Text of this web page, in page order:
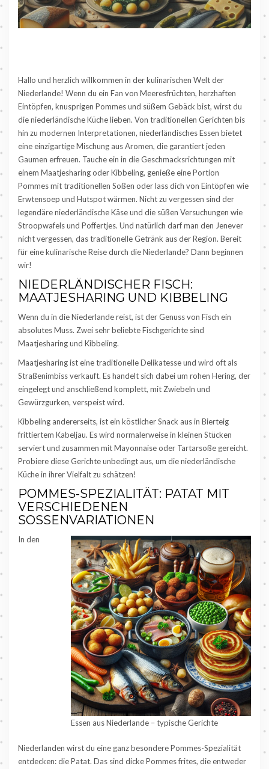
Hallo und herzlich willkommen in der kulinarischen Welt der
Niederlande! Wenn du ein Fan von Meeresfrüchten, herzhaften
Eintöpfen, knusprigen Pommes und süßem Gebäck bist, wirst du
die niederländische Küche lieben. Von traditionellen Gerichten bis
hin zu modernen Interpretationen, niederländisches Essen bietet
eine einzigartige Mischung aus Aromen, die garantiert jeden
Gaumen erfreuen. Tauche ein in die Geschmacksrichtungen mit
einem Maatjesharing oder Kibbeling, genieße eine Portion
Pommes mit traditionellen Soßen oder lass dich von Eintöpfen wie
Erwtensoep und Hutspot wärmen. Nicht zu vergessen sind der
legendäre niederländische Käse und die süßen Versuchungen wie
Stroopwafels und Poffertjes. Und natürlich darf man den Jenever
nicht vergessen, das traditionelle Getränk aus der Region. Bereit
für eine kulinarische Reise durch die Niederlande? Dann beginnen
wir!
NIEDERLÄNDISCHER FISCH:
MAATJESHARING UND KIBBELING
Wenn du in die Niederlande reist, ist der Genuss von Fisch ein
absolutes Muss. Zwei sehr beliebte Fischgerichte sind
Maatjesharing und Kibbeling.
Maatjesharing ist eine traditionelle Delikatesse und wird oft als
Straßenimbiss verkauft. Es handelt sich dabei um rohen Hering, der
eingelegt und anschließend komplett, mit Zwiebeln und
Gewürzgurken, verspeist wird.
Kibbeling andererseits, ist ein köstlicher Snack aus in Bierteig
frittiertem Kabeljau. Es wird normalerweise in kleinen Stücken
serviert und zusammen mit Mayonnaise oder Tartarsoße gereicht.
Probiere diese Gerichte unbedingt aus, um die niederländische
Küche in ihrer Vielfalt zu schätzen!
POMMES-SPEZIALITÄT: PATAT MIT
VERSCHIEDENEN
SOSSENVARIATIONEN
Essen aus Niederlande – typische Gerichte
In den
Niederlanden wirst du eine ganz besondere Pommes-Spezialität
entdecken: die Patat. Das sind dicke Pommes frites, die entweder